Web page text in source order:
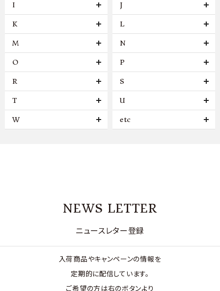
I J
K L
M N
O P
R S
T U
W etc
NEWS LETTER
ニュースレター登録
入荷商品やキャンペーンの情報を
定期的に配信しています。
ご希望の方は右のボタンより